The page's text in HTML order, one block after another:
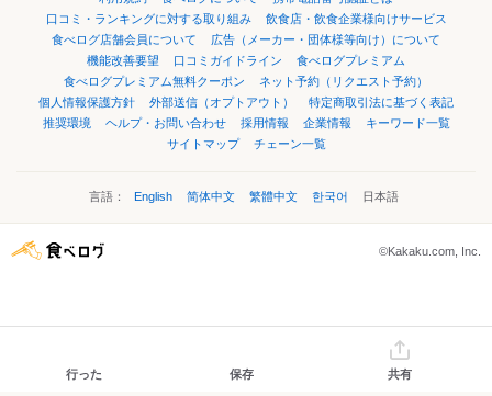
口コミ・ランキングに対する取り組み
飲食店・飲食企業様向けサービス
食べログ店舗会員について
広告（メーカー・団体様等向け）について
機能改善要望
口コミガイドライン
食べログプレミアム
食べログプレミアム無料クーポン
ネット予約（リクエスト予約）
個人情報保護方針
外部送信（オプトアウト）
特定商取引法に基づく表記
推奨環境
ヘルプ・お問い合わせ 採用情報 企業情報
キーワード一覧
サイトマップ
チェーン一覧
言語： English 简体中文 繁體中文 한국어 日本語
©Kakaku.com, Inc.
行った 保存 共有